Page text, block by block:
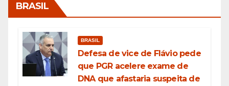
BRASIL
BRASIL
Defesa de vice de Flávio pede
que PGR acelere exame de
DNA que afastaria suspeita de